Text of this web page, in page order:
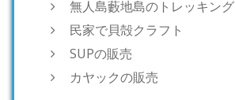
無人島藪地島のトレッキング
民家で貝殻クラフト
SUPの販売
カヤックの販売